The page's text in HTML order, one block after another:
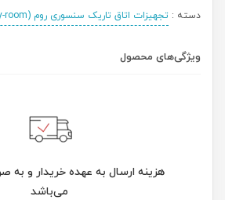
دسته : تجهیزات اتاق تاریک سنسوری روم (sensory-room)
ویژگی‌های محصول
هزینه ارسال به عهده خریدار و به
می‌باشد